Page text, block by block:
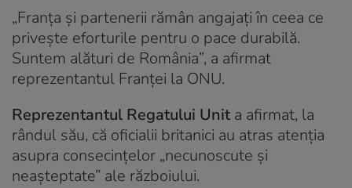
„Franţa şi partenerii rămân angajaţi în ceea ce
priveşte eforturile pentru o pace durabilă.
Suntem alături de România”, a afirmat
reprezentantul Franţei la ONU.
Reprezentantul Regatului Unita afirmat, la
rândul său, că oficialii britanici au atras atenţia
asupra consecinţelor „necunoscute şi
neaşteptate” ale războiului.